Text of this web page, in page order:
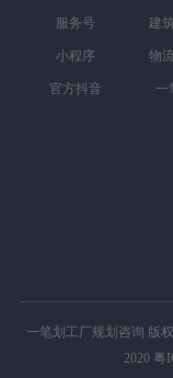
服务号
小程序
官方抖音
建
物
一
一笔划工厂规划咨询 版
2020 粤